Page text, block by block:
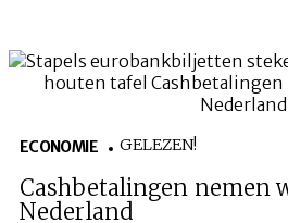
ECONOMIE GELEZEN!
Cashbetalingen nemen
Nederland